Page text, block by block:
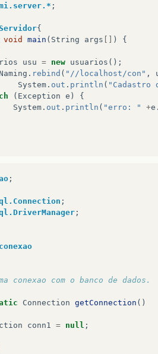
;
{
void main ( String args )
{
usu = new usuarios ();
. rebind ( "//localhost/con" ,
System . out . println (
( Exception e )
{
System . out . println ( "erro: " +e
;
;
;
conexao
conexao com o banco de dados.
Connection getConnection ()
conn1 = null ;